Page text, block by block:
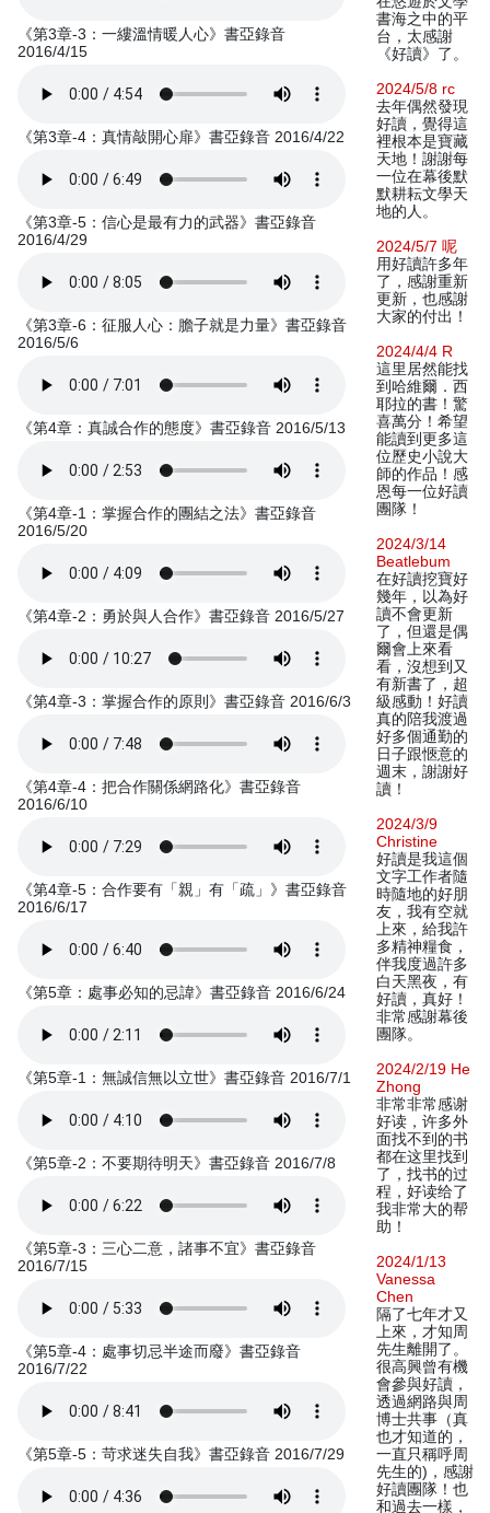
《第3章-3：一縷溫情暖人心》書亞錄音
2016/4/15
《第3章-4：真情敲開心扉》書亞錄音 2016/4/22
《第3章-5：信心是最有力的武器》書亞錄音
2016/4/29
《第3章-6：征服人心：膽子就是力量》書亞錄音
2016/5/6
《第4章：真誠合作的態度》書亞錄音 2016/5/13
《第4章-1：掌握合作的團結之法》書亞錄音
2016/5/20
《第4章-2：勇於與人合作》書亞錄音 2016/5/27
《第4章-3：掌握合作的原則》書亞錄音 2016/6/3
《第4章-4：把合作關係網路化》書亞錄音
2016/6/10
《第4章-5：合作要有「親」有「疏」》書亞錄音
2016/6/17
《第5章：處事必知的忌諱》書亞錄音 2016/6/24
《第5章-1：無誠信無以立世》書亞錄音 2016/7/1
《第5章-2：不要期待明天》書亞錄音 2016/7/8
《第5章-3：三心二意，諸事不宜》書亞錄音
2016/7/15
《第5章-4：處事切忌半途而廢》書亞錄音
2016/7/22
《第5章-5：苛求迷失自我》書亞錄音 2016/7/29
書海之中的平
台，太感謝
《好讀》了。
2024/5/8 rc
去年偶然發現
好讀，覺得這
裡根本是寶藏
天地！謝謝每
一位在幕後默
默耕耘文學天
地的人。
2024/5/7 呢
用好讀許多年
了，感謝重新
更新，也感謝
大家的付出！
2024/4/4 R
這里居然能找
到哈維爾．西
耶拉的書！驚
喜萬分！希望
能讀到更多這
位歷史小說大
師的作品！感
恩每一位好讀
團隊！
2024/3/14
Beatlebum
在好讀挖寶好
幾年，以為好
讀不會更新
了，但還是偶
爾會上來看
看，沒想到又
有新書了，超
級感動！好讀
真的陪我渡過
好多個通勤的
日子跟愜意的
週末，謝謝好
讀！
2024/3/9
Christine
好讀是我這個
文字工作者隨
時隨地的好朋
友，我有空就
上來，給我許
多精神糧食，
伴我度過許多
白天黑夜，有
好讀，真好！
非常感謝幕後
團隊。
2024/2/19 He
Zhong
非常非常感谢
好读，许多外
面找不到的书
都在这里找到
了，找书的过
程，好读给了
我非常大的帮
助！
2024/1/13
Vanessa
Chen
隔了七年才又
上來，才知周
先生離開了。
很高興曾有機
會參與好讀，
透過網路與周
博士共事（真
也才知道的，
一直只稱呼周
先生的)，感謝
好讀團隊！也
和過去一樣，